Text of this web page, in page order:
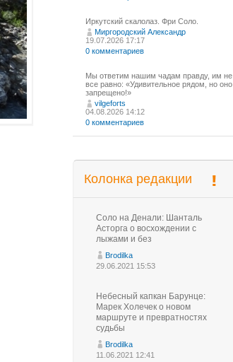
Иркутский скалолаз. Фри Соло.
Миргородский Александр
19.07.2026 17:17
0 комментариев
Мы ответим нашим чадам правду, им не
все равно: «Удивительное рядом, но оно
запрещено!»
vilgeforts
04.08.2026 14:12
0 комментариев
Колонка редакции
Соло на Денали: Шанталь
Асторга о восхождении с
лыжами и без
Brodilka
29.06.2021 15:53
Небесный капкан Барунце:
Марек Холечек о новом
маршруте и превратностях
судьбы
Brodilka
11.06.2021 12:41